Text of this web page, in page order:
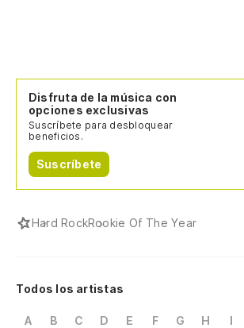
Disfruta de la música con
opciones exclusivas
Suscríbete para desbloquear
beneficios.
Suscríbete
Hard RockRookie Of The Year
Todos los artistas
A B C D E F G H I